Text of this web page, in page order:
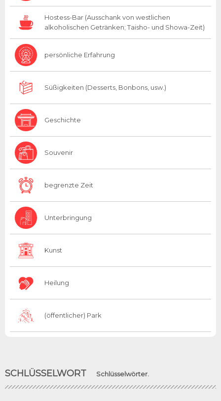
Hostess-Bar (Ausschank von westlichen
alkoholischen Getränken; Taisho- und Showa-Zeit)
persönliche Erfahrung
Süßigkeiten (Desserts, Bonbons, usw.)
Geschichte
Souvenir
begrenzte Zeit
Unterbringung
Kunst
Heilung
(öffentlicher) Park
SCHLÜSSELWORT Schlüsselwörter.